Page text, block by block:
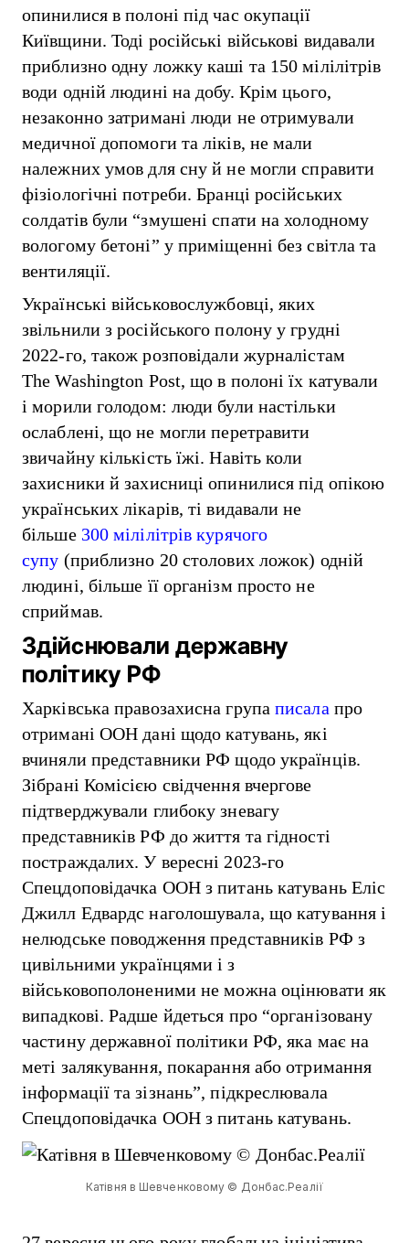
опинилися в полоні під час окупації
Київщини. Тоді російські військові видавали
приблизно одну ложку каші та 150 мілілітрів
води одній людині на добу. Крім цього,
незаконно затримані люди не отримували
медичної допомоги та ліків, не мали
належних умов для сну й не могли справити
фізіологічні потреби. Бранці російських
солдатів були “змушені спати на холодному
вологому бетоні” у приміщенні без світла та
вентиляції.
Українські військовослужбовці, яких
звільнили з російського полону у грудні
2022-го, також розповідали журналістам
The Washington Post, що в полоні їх катували
і морили голодом: люди були настільки
ослаблені, що не могли перетравити
звичайну кількість їжі. Навіть коли
захисники й захисниці опинилися під опікою
українських лікарів, ті видавали не
більше 300 мілілітрів курячого
супу (приблизно 20 столових ложок) одній
людині, більше її організм просто не
сприймав.
Здійснювали державну
політику РФ
Харківська правозахисна групаписала про
отримані ООН дані щодо катувань, які
вчиняли представники РФ щодо українців.
Зібрані Комісією свідчення вчергове
підтверджували глибоку зневагу
представників РФ до життя та гідності
постраждалих. У вересні 2023-го
Спецдоповідачка ООН з питань катувань Еліс
Джилл Едвардс наголошувала, що катування і
нелюдське поводження представників РФ з
цивільними українцями і з
військовополоненими не можна оцінювати як
випадкові. Радше йдеться про “організовану
частину державної політики РФ, яка має на
меті залякування, покарання або отримання
інформації та зізнань”, підкреслювала
Спецдоповідачка ООН з питань катувань.
Катівня в Шевченковому © Донбас.Реалії